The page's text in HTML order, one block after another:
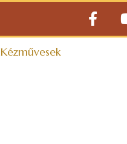
Kézművesek